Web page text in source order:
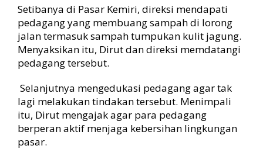
c
m
a
t
a
M
e
d
a
n
Setibanya di Pasar Kemiri, direksi mendapati
pedagang yang membuang sampah di lorong
jalan termasuk sampah tumpukan kulit jagung.
Menyaksikan itu, Dirut dan direksi memdatangi
pedagang tersebut.
Selanjutnya mengedukasi pedagang agar tak
lagi melakukan tindakan tersebut. Menimpali
itu, Dirut mengajak agar para pedagang
berperan aktif menjaga kebersihan lingkungan
pasar.